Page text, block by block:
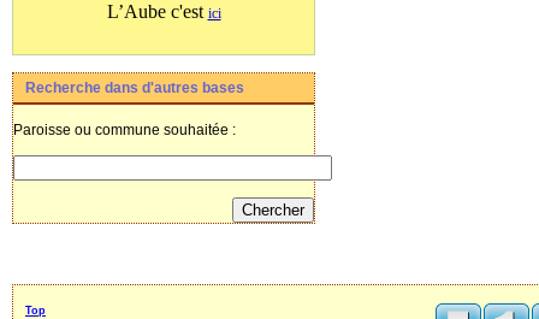
L’Aube c'est ici
Recherche dans d'autres bases
Paroisse ou commune souhaitée :
Top